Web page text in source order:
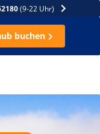
(9-22 Uhr)
buchen